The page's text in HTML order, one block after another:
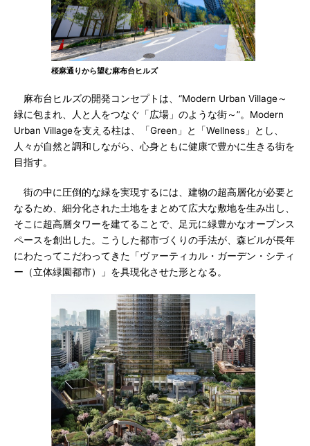
桜麻通りから望む麻布台ヒルズ
麻布台ヒルズの開発コンセプトは、“Modern Urban Village～
緑に包まれ、人と人をつなぐ「広場」のような街～”。Modern
Urban Villageを支える柱は、「Green」と「Wellness」とし、
人々が自然と調和しながら、心身ともに健康で豊かに生きる街を
目指す。
街の中に圧倒的な緑を実現するには、建物の超高層化が必要と
なるため、細分化された土地をまとめて広大な敷地を生み出し、
そこに超高層タワーを建てることで、足元に緑豊かなオープンス
ペースを創出した。こうした都市づくりの手法が、森ビルが長年
にわたってこだわってきた「ヴァーティカル・ガーデン・シティ
ー（立体緑園都市）」を具現化させた形となる。